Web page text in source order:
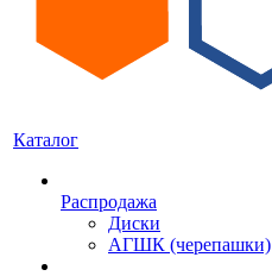
Каталог
Распродажа
Диски
АГШК (черепашки)